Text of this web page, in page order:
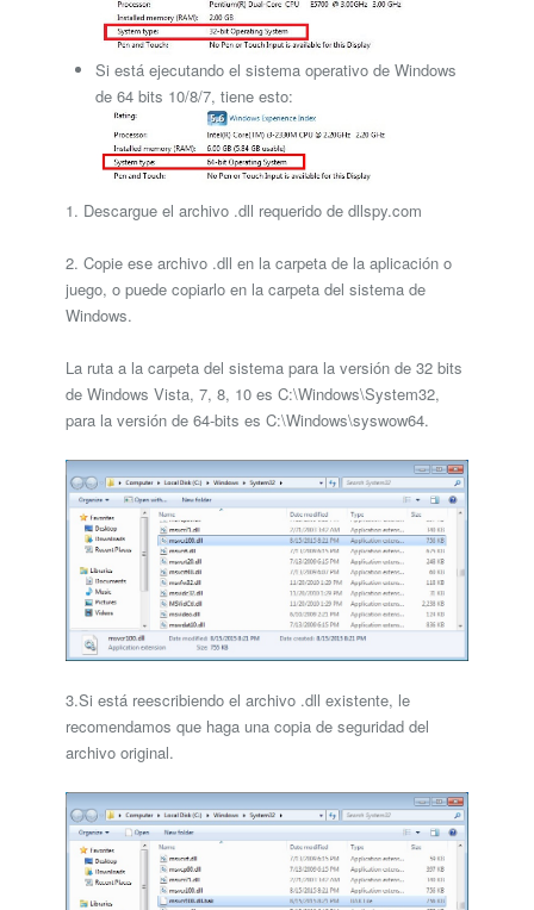
Si está ejecutando el sistema operativo de Windows
de 64 bits 10/8/7, tiene esto:
1. Descargue el archivo .dll requerido de dllspy.com
2. Copie ese archivo .dll en la carpeta de la aplicación o
juego, o puede copiarlo en la carpeta del sistema de
Windows.
La ruta a la carpeta del sistema para la versión de 32 bits
de Windows Vista, 7, 8, 10 es C:\Windows\System32,
para la versión de 64-bits es C:\Windows\syswow64.
3.Si está reescribiendo el archivo .dll existente, le
recomendamos que haga una copia de seguridad del
archivo original.